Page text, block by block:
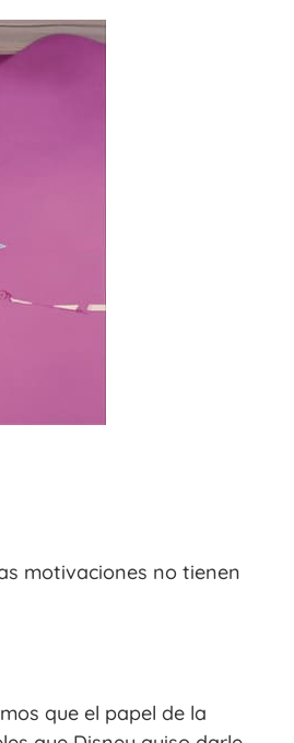
motivaciones no tienen
que el papel de la